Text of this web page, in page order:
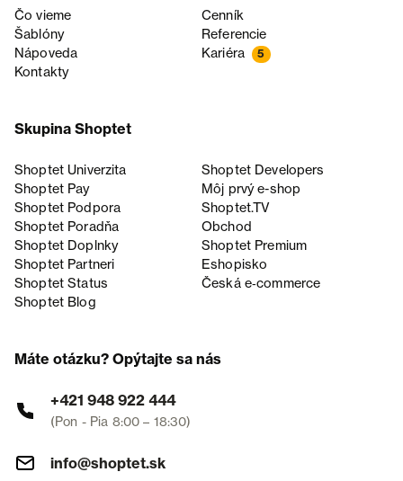
Čo vieme
Cenník
Šablóny
Referencie
Nápoveda
Kariéra 5
Kontakty
Skupina Shoptet
Shoptet Univerzita
Shoptet Developers
Shoptet Pay
Môj prvý e-shop
Shoptet Podpora
Shoptet.TV
Shoptet Poradňa
Obchod
Shoptet Doplnky
Shoptet Premium
Shoptet Partneri
Eshopisko
Shoptet Status
Česká e‑commerce
Shoptet Blog
Máte otázku? Opýtajte sa nás
+421 948 922 444
(Pon - Pia 8:00 – 18:30)
info@shoptet.sk